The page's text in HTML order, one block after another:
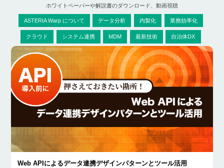
ホワイトペーパーや解説書のダウンロード、動画視聴
ASTERIA Warp について データ分析 内製化 業務効率化
クラウド システム連携 MDM 最新技術 自治体DX
Web APIによるデータ連携デザインパターンとツール活用